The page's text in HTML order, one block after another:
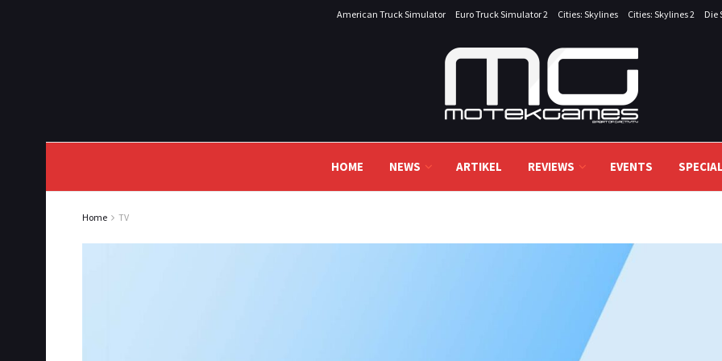
American Truck Simulator Euro Truck Simulator 2 Cities: Skylines Cities: Skylines 2 Die
HOME NEWS ARTIKEL REVIEWS EVENTS
Home TV